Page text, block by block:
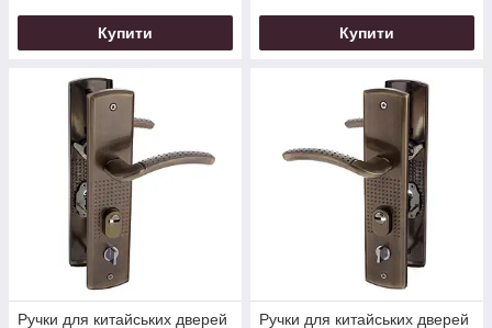
Купити Купити
Ручки для китайських дверей
Ручки для китайських дверей